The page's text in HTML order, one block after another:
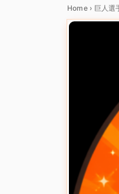
Home› 巨人選